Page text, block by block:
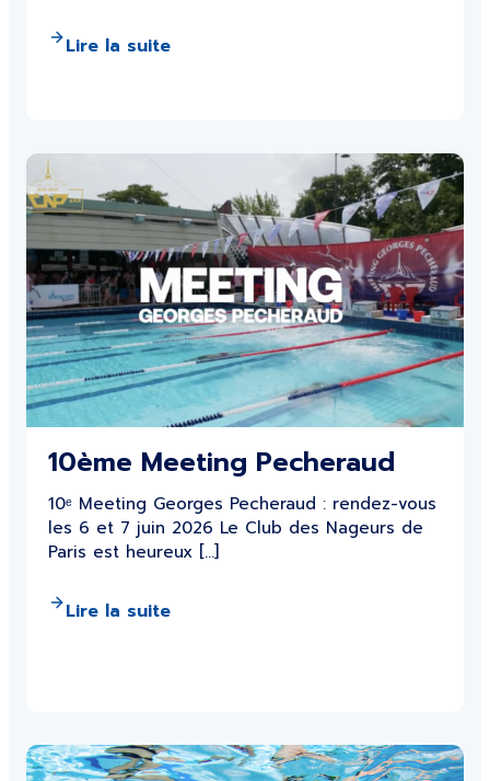
Lire la suite
10ème Meeting Pecheraud
10ᵉ Meeting Georges Pecheraud : rendez-vous
les 6 et 7 juin 2026 Le Club des Nageurs de
Paris est heureux […]
Lire la suite